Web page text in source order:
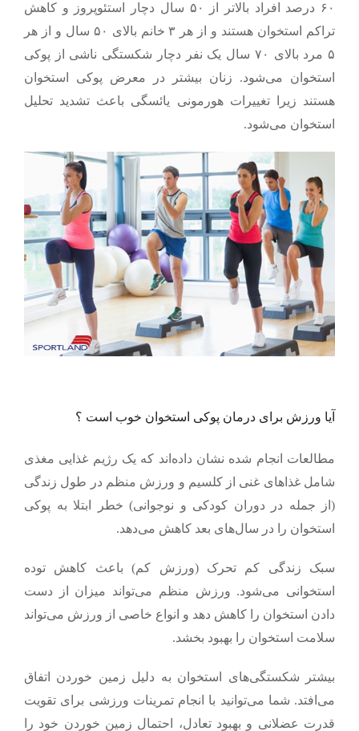
۶۰ درصد افراد بالاتر از ۵۰ سال دچار استئوپروز و کاهش
تراکم استخوان هستند و از هر ۳خانم بالای ۵۰ سال و از هر
۵ مرد بالای ۷۰ سال یک نفر دچار شکستگی ناشی از پوکی
استخوان می‌شود. زنان بیشتر در معرض پوکی استخوان
هستند زیرا تغییرات هورمونی یائسگی باعث تشدید تحلیل
استخوان می‌شود.
آیا ورزش برای درمان پوکی استخوان خوب است ؟
مطالعات انجام شده نشان داده‌اند که یک رژیم غذایی مغذی
شامل غذاهای غنی از کلسیم و ورزش منظم در طول زندگی
(از جمله در دوران کودکی و نوجوانی) خطر ابتلا به پوکی
استخوان را در سال‌های بعد کاهش می‌دهد.
سبک زندگی کم تحرک (ورزش کم) باعث کاهش توده
استخوانی می‌شود. ورزش منظم می‌تواند میزان از دست
دادن استخوان را کاهش دهد و انواع خاصی از ورزش می‌تواند
سلامت استخوان را بهبود بخشد.
بیشتر شکستگی‌های استخوان به دلیل زمین خوردن اتفاق
می‌افتد. شما می‌توانید با انجام تمرینات ورزشی برای تقویت
قدرت عضلانی و بهبود تعادل، احتمال زمین خوردن خود را